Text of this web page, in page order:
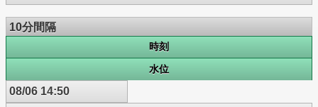
10分間隔
時刻
水位
08/06 14:50